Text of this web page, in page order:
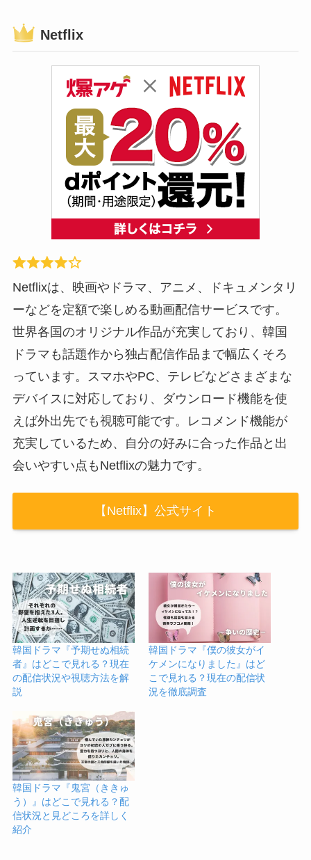
Netflix
Netflixは、映画やドラマ、アニメ、ドキュメンタリ
ーなどを定額で楽しめる動画配信サービスです。
世界各国のオリジナル作品が充実しており、韓国
ドラマも話題作から独占配信作品まで幅広くそろ
っています。スマホやPC、テレビなどさまざまな
デバイスに対応しており、ダウンロード機能を使
えば外出先でも視聴可能です。レコメンド機能が
充実しているため、自分の好みに合った作品と出
会いやすい点もNetflixの魅力です。
【Netflix】公式サイト
韓国ドラマ『予期せぬ相続
者』はどこで見れる？現在
の配信状況や視聴方法を解
説
韓国ドラマ『僕の彼女がイ
ケメンになりました』はど
こで見れる？現在の配信状
況を徹底調査
韓国ドラマ『鬼宮（ききゅ
う）』はどこで見れる？配
信状況と見どころを詳しく
紹介